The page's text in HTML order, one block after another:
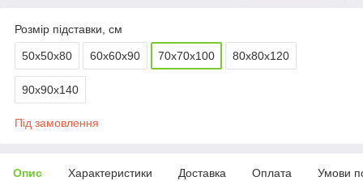
Розмір підставки, см
50х50х80 60х60х90 70х70х100 80х80х120
90х90х140
Під замовлення
Опис Характеристики Доставка Оплата Умови